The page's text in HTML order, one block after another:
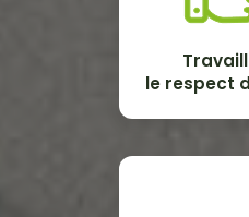
le respect